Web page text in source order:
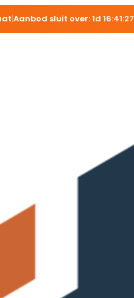
|Aanbod sluit over:1d 16:41:26